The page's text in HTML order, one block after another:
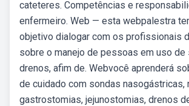
cateteres. Competências e
enfermeiro. Web — esta webpalestra
objetivo dialogar com os profissionais
sobre o manejo de pessoas em uso de
drenos, afim de. Webvocê aprenderá
de cuidado com sondas nasogástricas,
gastrostomias, jejunostomias, drenos